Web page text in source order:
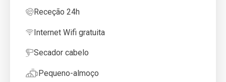
Receção 24h
Internet Wifi gratuita
Secador cabelo
Pequeno-almoço